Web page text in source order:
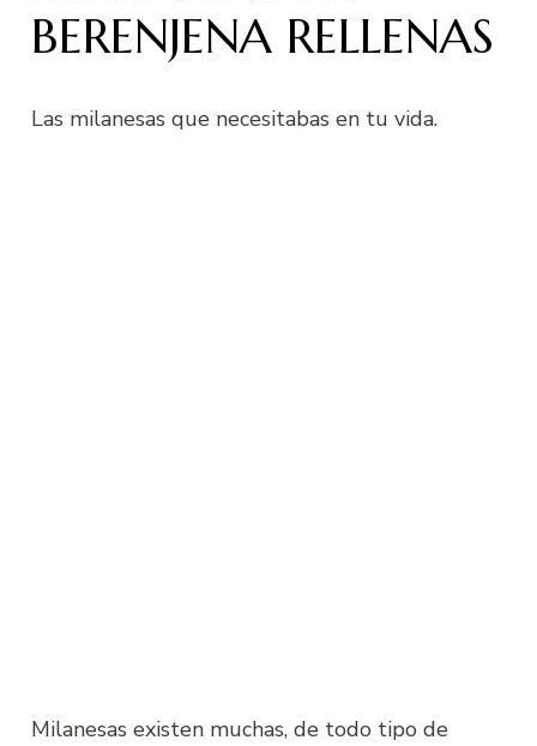
BERENJENA RELLENAS
Las milanesas que necesitabas en tu vida.
Milanesas existen muchas, de todo tipo de